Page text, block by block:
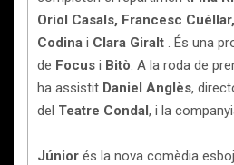
Oriol Casals, Francesc
Codina i Clara Giralt . És una
de Focus i Bitò. A la roda de
ha assistit Daniel Anglès,
del Teatre Condal, i la
Júnior és la nova comèdia